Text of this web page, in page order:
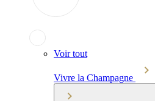
Voir tout
Vivre la Champagne